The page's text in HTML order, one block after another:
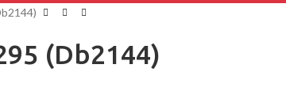
(Db2144)